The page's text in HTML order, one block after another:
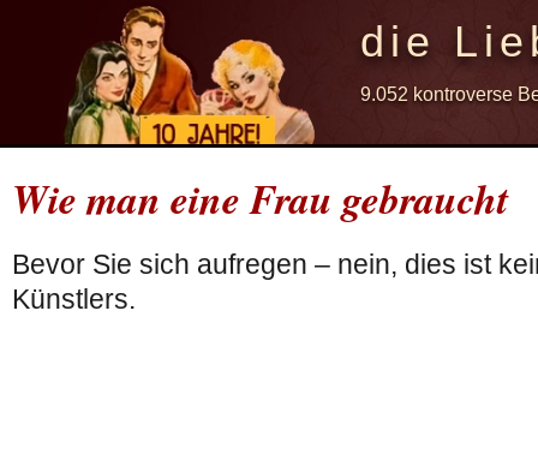
die
9.052 kontroverse
Wie man eine Frau gebraucht
Bevor Sie sich aufregen – nein, dies ist
Künstlers.